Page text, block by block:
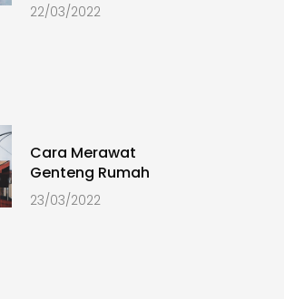
22/03/2022
Cara Merawat
Genteng Rumah
23/03/2022